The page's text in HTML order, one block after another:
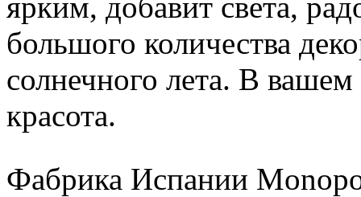
большого количества
солнечного лета. В
красота.
Фабрика Испании